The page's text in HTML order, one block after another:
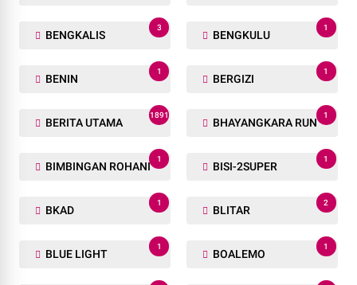
BENGKALIS
3
BENGKULU
1
BENIN
1
BERGIZI
1
BERITA UTAMA
1891
BHAYANGKARA RUN
1
BIMBINGAN ROHANI
1
BISI-2SUPER
1
BKAD
1
BLITAR
2
BLUE LIGHT
1
BOALEMO
1